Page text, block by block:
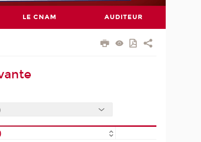
LE CNAM AUDITEUR